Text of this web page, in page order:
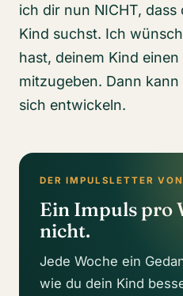
ich dir nun NICHT,
Kind suchst. Ich
hast, deinem Kind
mitzugeben. Dann
sich entwickeln.
DER IMPULSLETTER
Ein Impuls pro
nicht.
Jede Woche ein
wie du dein Kind